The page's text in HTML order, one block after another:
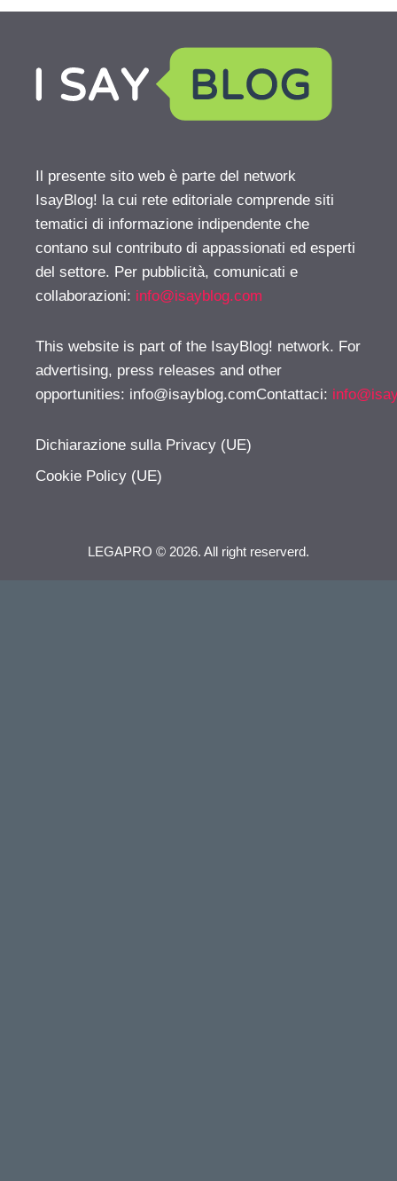
Il presente sito web è parte del network
IsayBlog! la cui rete editoriale comprende siti
tematici di informazione indipendente che
contano sul contributo di appassionati ed esperti
del settore. Per pubblicità, comunicati e
collaborazioni: info@isayblog.com
This website is part of the IsayBlog! network. For
advertising, press releases and other
opportunities: info@isayblog.comContattaci:
Dichiarazione sulla Privacy (UE)
Cookie Policy (UE)
LEGAPRO © 2026. All right reserverd.